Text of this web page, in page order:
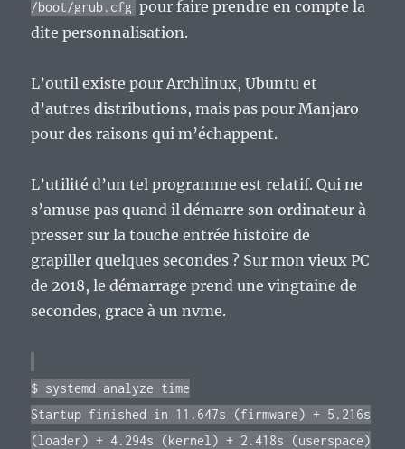
/boot/grub.cfg pour faire prendre en compte la
dite personnalisation.
L’outil existe pour Archlinux, Ubuntu et
d’autres distributions, mais pas pour Manjaro
pour des raisons qui m’échappent.
L’utilité d’un tel programme est relatif. Qui ne
s’amuse pas quand il démarre son ordinateur à
presser sur la touche entrée histoire de
grapiller quelques secondes ? Sur mon vieux PC
de 2018, le démarrage prend une vingtaine de
secondes, grace à un nvme.
$ systemd-analyze time
Startup finished in 11.647s (firmware) + 5.216s
(loader) + 4.294s (kernel) + 2.418s (userspace)